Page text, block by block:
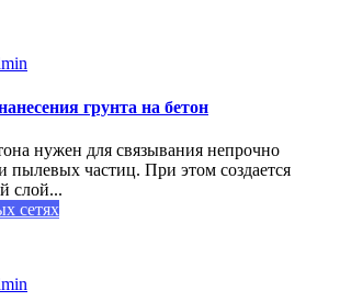
грунта на бетон
нужен для связывания непрочно
пылевых частиц. При этом создается
слой...
сетях